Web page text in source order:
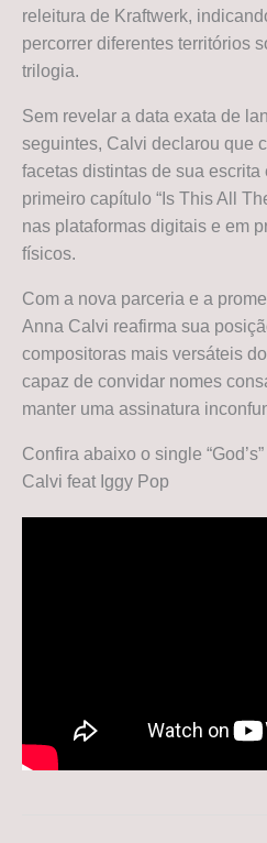
releitura de Kraftwerk,
percorrer diferentes territórios
trilogia.
Sem revelar a data exata de
seguintes, Calvi declarou que
facetas distintas de sua
primeiro capítulo “Is This All
nas plataformas digitais e em
físicos.
Com a nova parceria e a
Anna Calvi reafirma sua
compositoras mais versáteis
capaz de convidar nomes
manter uma assinatura
Confira abaixo o single
Calvi feat Iggy Pop